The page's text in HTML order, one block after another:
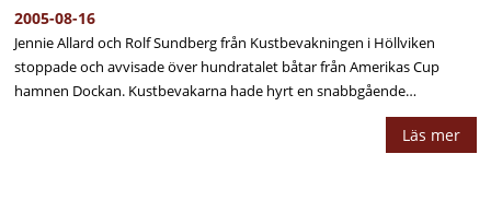
2005-08-16
Jennie Allard och Rolf Sundberg från Kustbevakningen i Höllviken
stoppade och avvisade över hundratalet båtar från Amerikas Cup
hamnen Dockan. Kustbevakarna hade hyrt en snabbgående…
Läs mer